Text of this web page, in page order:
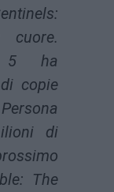
5 ha
copie
di
The